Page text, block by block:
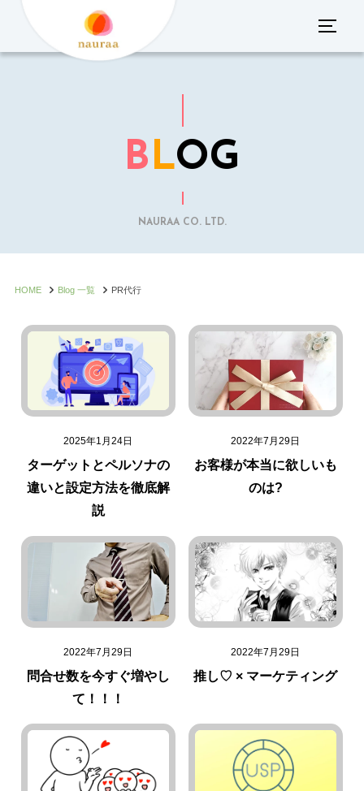
テ
BLOG
NAURAA CO. LTD.
HOME Blog 一覧 PR代行
2025年1月24日
ターゲットとペルソナの
違いと設定方法を徹底解
説
2022年7月29日
お客様が本当に欲しいも
のは?
2022年7月29日
問合せ数を今すぐ増やし
て！！！
2022年7月29日
推し♡ × マーケティング